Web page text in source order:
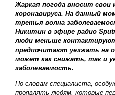
Жаркая погода вносит
коронавируса. На данный
третья волна
Никитин в эфире радио
люди меньше
предпочитают уезжать на
может как снижать, так и
заболеваемость.
По словам специалиста,
проявлять людям, которые